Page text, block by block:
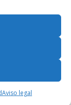
Aviso legal
y gracias al
con el objetivo
2025. Para ello